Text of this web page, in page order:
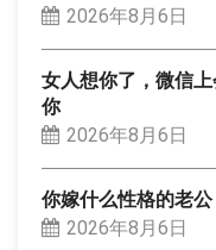
2026年8月6日
女人想你了，微信
你
2026年8月6日
你嫁什么性格的老
2026年8月6日